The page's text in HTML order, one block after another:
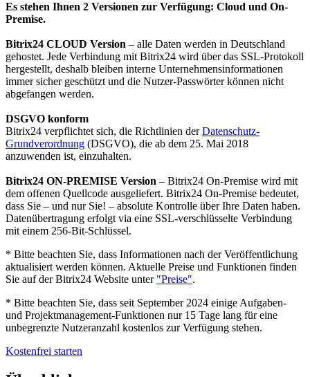
Es stehen Ihnen 2 Versionen zur Verfügung: Cloud und On-
Premise.
Bitrix24 CLOUD Version – alle Daten werden in Deutschland
gehostet. Jede Verbindung mit Bitrix24 wird über das SSL-Protokoll
hergestellt, deshalb bleiben interne Unternehmensinformationen
immer sicher geschützt und die Nutzer-Passwörter können nicht
abgefangen werden.
DSGVO konform
Bitrix24 verpflichtet sich, die Richtlinien derDatenschutz-
Grundverordnung (DSGVO), die ab dem 25. Mai 2018
anzuwenden ist, einzuhalten.
Bitrix24 ON-PREMISE Version – Bitrix24 On-Premise wird mit
dem offenen Quellcode ausgeliefert. Bitrix24 On-Premise bedeutet,
dass Sie – und nur Sie! – absolute Kontrolle über Ihre Daten haben.
Datenübertragung erfolgt via eine SSL-verschlüsselte Verbindung
mit einem 256-Bit-Schlüssel.
* Bitte beachten Sie, dass Informationen nach der Veröffentlichung
aktualisiert werden können. Aktuelle Preise und Funktionen finden
Sie auf der Bitrix24 Website unter "Preise".
* Bitte beachten Sie, dass seit September 2024 einige Aufgaben-
und Projektmanagement-Funktionen nur 15 Tage lang für eine
unbegrenzte Nutzeranzahl kostenlos zur Verfügung stehen.
Kostenfrei starten